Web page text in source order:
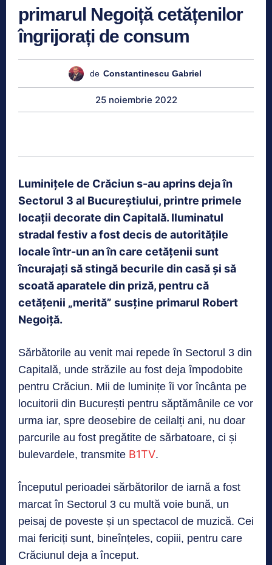
primarul Negoiță cetățenilor
îngrijorați de consum
de Constantinescu Gabriel
25 noiembrie 2022
Luminițele de Crăciun s-au aprins deja în
Sectorul 3 al Bucureștiului, printre primele
locații decorate din Capitală. Iluminatul
stradal festiv a fost decis de autoritățile
locale într-un an în care cetățenii sunt
încurajați să stingă becurile din casă și să
scoată aparatele din priză, pentru că
cetățenii „merită” susține primarul Robert
Negoiță.
Sărbătorile au venit mai repede în Sectorul 3 din
Capitală, unde străzile au fost deja împodobite
pentru Crăciun. Mii de luminițe îi vor încânta pe
locuitorii din București pentru săptămânile ce vor
urma iar, spre deosebire de ceilalți ani, nu doar
parcurile au fost pregătite de sărbatoare, ci și
bulevardele, transmite B1TV.
Începutul perioadei sărbătorilor de iarnă a fost
marcat în Sectorul 3 cu multă voie bună, un
peisaj de poveste și un spectacol de muzică. Cei
mai fericiți sunt, bineînțeles, copiii, pentru care
Crăciunul deja a început.